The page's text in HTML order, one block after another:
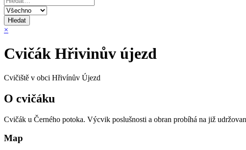
Hledat
×
Cvičák Hřivinův újezd
Cvičiště v obci Hřivínův Újezd
O cvičáku
Cvičák u Černého potoka. Výcvik poslušnosti a obran probíhá na již
Map